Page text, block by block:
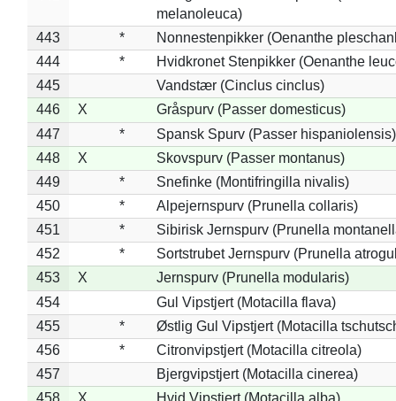
melanoleuca)
443
*
Nonnestenpikker (Oenanthe
444
*
Hvidkronet Stenpikker (Oenanthe
445
Vandstær (Cinclus cinclus)
446
X
Gråspurv (Passer domesticus)
447
*
Spansk Spurv (Passer hispaniolensis)
448
X
Skovspurv (Passer montanus)
449
*
Snefinke (Montifringilla nivalis)
450
*
Alpejernspurv (Prunella collaris)
451
*
Sibirisk Jernspurv (Prunella
452
*
Sortstrubet Jernspurv (Prunella
453
X
Jernspurv (Prunella modularis)
454
Gul Vipstjert (Motacilla flava)
455
*
Østlig Gul Vipstjert (Motacilla
456
*
Citronvipstjert (Motacilla citreola)
457
Bjergvipstjert (Motacilla cinerea)
458
X Hvid Vipstjert (Motacilla alba)